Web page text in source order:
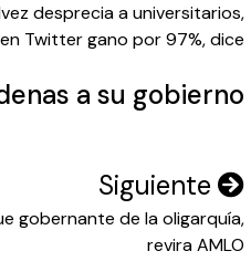
desprecia a universitarios,
en Twitter gano por 97%, dice
a su gobierno
Siguiente
gobernante de la oligarquía,
revira AMLO